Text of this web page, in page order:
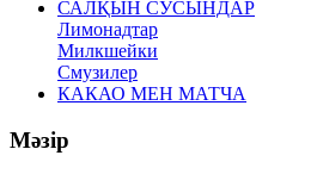
САЛҚЫН СУСЫНДАР
Лимонадтар
Милкшейки
Смузилер
КАКАО МЕН МАТЧА
Мәзір